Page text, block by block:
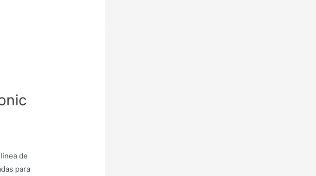
de
para